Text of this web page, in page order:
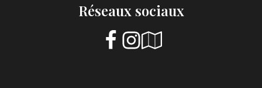
Réseaux sociaux